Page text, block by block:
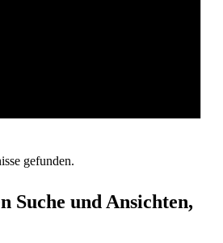
gefunden.
Suche und Ansichten,